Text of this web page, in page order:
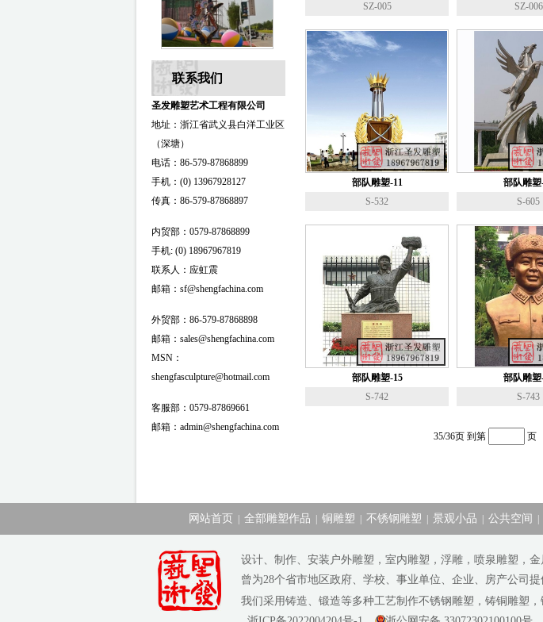
联系我们
圣发雕塑艺术工程有限公司
地址：浙江省武义县白洋工业区
（深塘）
电话：86-579-87868899
手机：(0) 13967928127
传真：86-579-87868897
内贸部：0579-87868899
手机: (0) 18967967819
联系人：应虹震
邮箱：sf@shengfachina.com
外贸部：86-579-87868898
邮箱：sales@shengfachina.com
MSN：
shengfasculpture@hotmail.com
客服部：0579-87869661
邮箱：admin@shengfachina.com
SZ-005
SZ-006
部队雕塑-11
S-532
部队雕塑
S-605
部队雕塑-15
S-742
部队雕塑
S-743
35/36页 到第 页
网站首页 全部雕塑作品 铜雕塑 不锈钢雕塑 景观小品 公共空间
设计、制作、安装户外雕塑，室内雕塑，浮雕，喷泉雕塑，金
曾为28个省市地区政府、学校、事业单位、企业、房产公司
我们采用铸造、锻造等多种工艺制作不锈钢雕塑，铸铜雕